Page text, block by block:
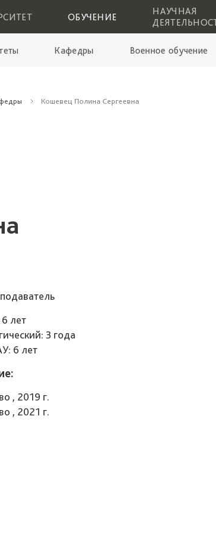
ОБУЧЕНИЕ
НАУЧНАЯ
Кафедры Военное обучение
Кошевец Полина Сергеевна
лет
3 года
6 лет
, 2019 г.
, 2021 г.